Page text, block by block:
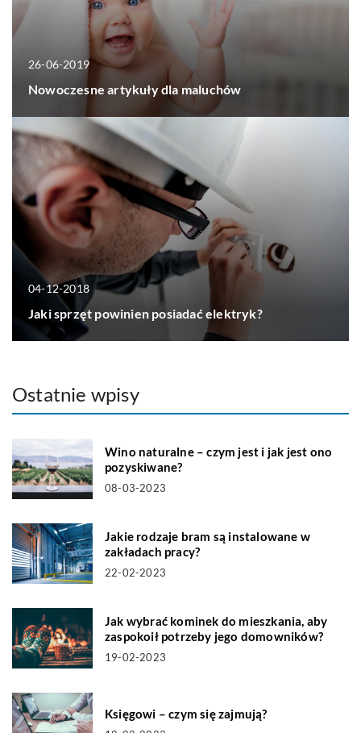
26-06-2019
Nowoczesne artykuły dla maluchów
04-12-2018
Jaki sprzęt powinien posiadać elektryk?
Ostatnie wpisy
Wino naturalne – czym jest i jak jest ono
pozyskiwane?
08-03-2023
Jakie rodzaje bram są instalowane w
zakładach pracy?
22-02-2023
Jak wybrać kominek do mieszkania, aby
zaspokoił potrzeby jego domowników?
19-02-2023
Księgowi – czym się zajmują?